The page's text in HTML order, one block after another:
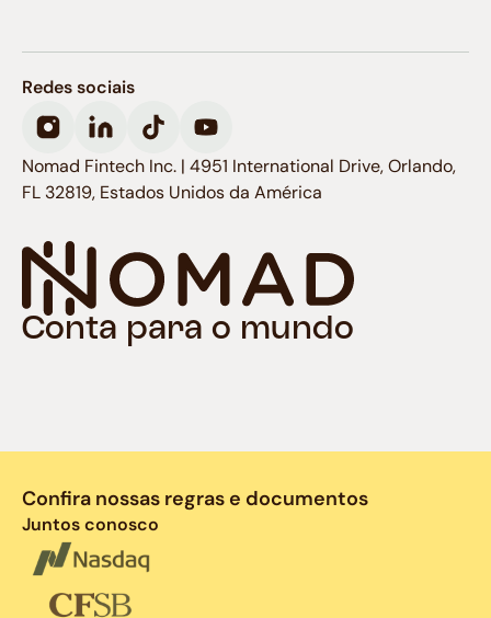
Conta para o mundo
Redes sociais
Nomad Fintech Inc. | 4951 International Drive, Orlando,
FL 32819, Estados Unidos da América
Confira nossas regras e documentos
Juntos conosco